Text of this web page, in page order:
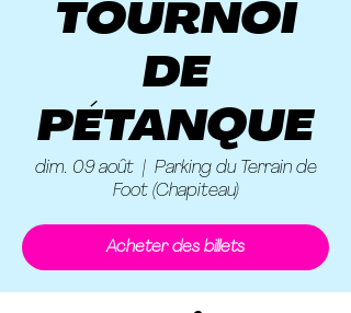
TOURNOI
DE
PÉTANQUE
dim. 09 août
  |
Parking du Terrain de
Foot (Chapiteau)
Acheter des billets